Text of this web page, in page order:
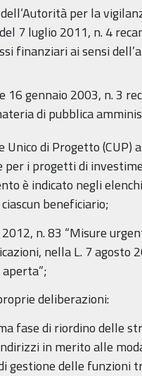
per la
7 luglio 2011, n. 4
finanziari ai sensi
16 gennaio 2003, n. 3
di pubblica
Unico di Progetto
i progetti di
è indicato negli
beneficiario;
n. 83 “Misure
nella L. 7 agosto
deliberazioni:
fase di riordino delle
in merito alle
gestione delle funzioni